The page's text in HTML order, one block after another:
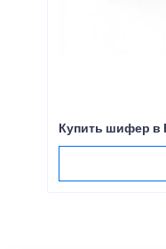
Купить шифер в